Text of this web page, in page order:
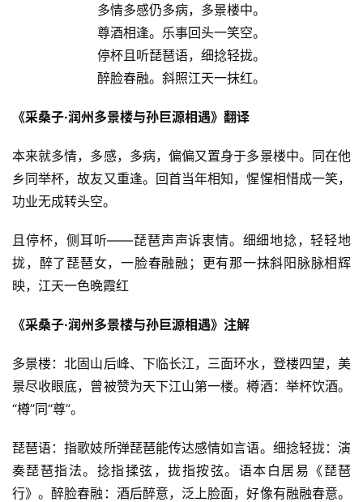
多情多感仍多病，多景楼中。
尊酒相逢。乐事回头一笑空。
停杯且听琵琶语，细捻轻拢。
醉脸春融。斜照江天一抹红。
《采桑子·润州多景楼与孙巨源相遇》翻译
本来就多情，多感，多病，偏偏又置身于多景楼中。同在他
乡同举杯，故友又重逢。回首当年相知，惺惺相惜成一笑，
功业无成转头空。
且停杯，侧耳听——琵琶声声诉衷情。细细地捻，轻轻地
拢，醉了琵琶女，一脸春融融；更有那一抹斜阳脉脉相辉
映，江天一色晚霞红
《采桑子·润州多景楼与孙巨源相遇》注解
多景楼：北固山后峰、下临长江，三面环水，登楼四望，美
景尽收眼底，曾被赞为天下江山第一楼。樽酒：举杯饮酒。
“樽”同“尊”。
琵琶语：指歌妓所弹琵琶能传达感情如言语。细捻轻拢：演
奏琵琶指法。捻指揉弦，拢指按弦。语本白居易《琵琶
行》。醉脸春融：酒后醉意，泛上脸面，好像有融融春意。